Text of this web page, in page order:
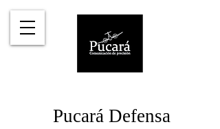
Pucará Defensa